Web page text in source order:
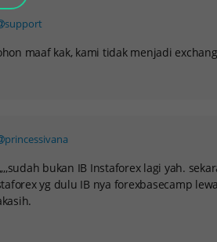
support
maaf kak, kami tidak menjadi
princessivana
bukan IB Instaforex lagi yah.
yg dulu IB nya forexbasecamp